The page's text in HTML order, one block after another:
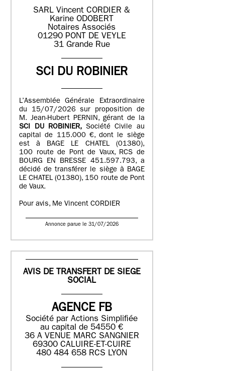
SARL Vincent CORDIER &
Karine ODOBERT
Notaires Associés
01290 PONT DE VEYLE
31 Grande Rue
SCI DU ROBINIER
L’Assemblée Générale Extraordinaire
du 15/07/2026 sur proposition de
M. Jean-Hubert PERNIN, gérant de la
SCI DU ROBINIER, Société Civile au
capital de 115.000 €, dont le siège
est à BAGE LE CHATEL (01380),
100 route de Pont de Vaux, RCS de
BOURG EN BRESSE 451.597.793, a
décidé de transférer le siège à BAGE
LE CHATEL (01380), 150 route de Pont
de Vaux.
Pour avis, Me Vincent CORDIER
Annonce parue le 31/07/2026
AVIS DE TRANSFERT DE SIEGE
SOCIAL
AGENCE FB
Société par Actions Simplifiée
au capital de 54550 €
36 A VENUE MARC SANGNIER
69300 CALUIRE-ET-CUIRE
480 484 658 RCS LYON